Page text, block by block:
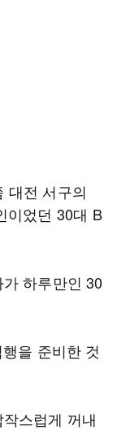
대전 서구의
이었던 30대 B
하루만인 30
을 준비한 것
스럽게 꺼내